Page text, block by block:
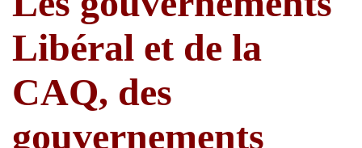
Libéral et de la
CAQ, des
gouvernements